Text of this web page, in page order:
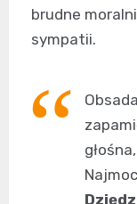
brudne
sympatii.